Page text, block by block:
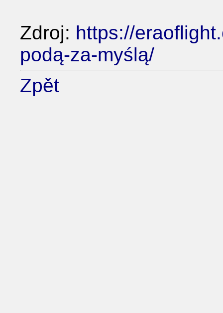
Zdroj: https://
podą-za-myślą/
Zpět